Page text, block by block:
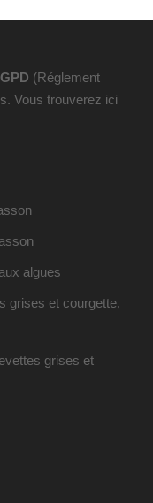
(Réglement
Vous trouverez ici
algues
grises et courgette,
grises et